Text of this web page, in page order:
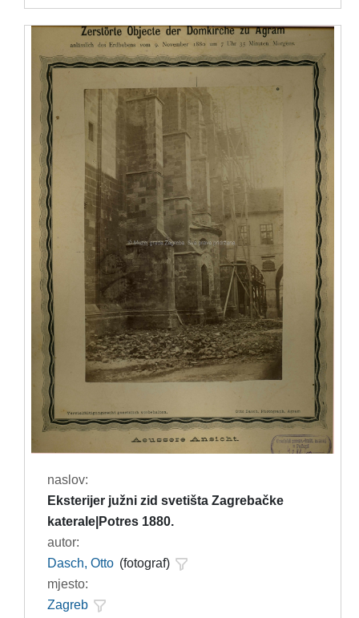
naslov:
Eksterijer južni zid svetišta Zagrebačke
katerale|Potres 1880.
autor:
Dasch, Otto (fotograf)
mjesto:
Zagreb